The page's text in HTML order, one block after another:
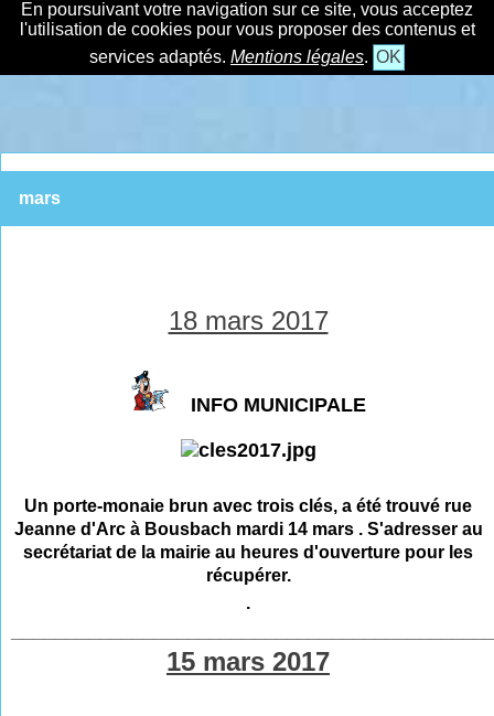
En poursuivant votre navigation sur ce site, vous acceptez
l'utilisation de cookies pour vous proposer des contenus et
services adaptés. Mentions légales. OK
mars
18 mars 2017
INFO MUNICIPALE
Un porte-monaie brun avec trois clés, a été trouvé rue
Jeanne d'Arc à Bousbach mardi 14 mars . S'adresser au
secrétariat de la mairie au heures d'ouverture pour les
récupérer.
.
15 mars 2017